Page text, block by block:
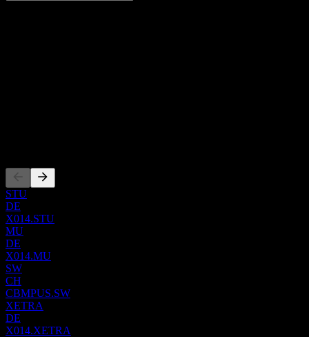
STU
DE
X014.STU
MU
DE
X014.MU
SW
CH
CBMPUS.SW
XETRA
DE
X014.XETRA